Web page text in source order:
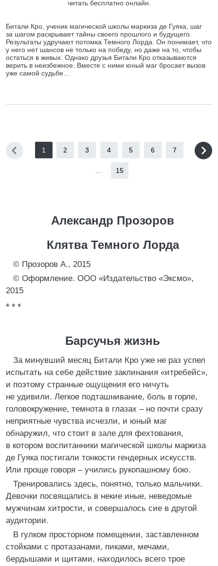
читать бесплатно онлайн.
Битали Кро, ученик магической школы маркиза де Гуяка, шаг
за шагом раскрывает тайны своего прошлого и будущего.
Результаты удручают потомка Темного Лорда. Он понимает, что
у него нет шансов не только на победу, но даже на то, чтобы
остаться в живых. Однако друзья Битали Кро отказываются
верить в неизбежное. Вместе с ними юный маг бросает вызов
уже самой судьбе…
1 2 3 4 5 6 7
15
Александр Прозоров
Клятва Темного Лорда
© Прозоров А., 2015
© Оформление. ООО «Издательство «Эксмо»,
2015
* * *
Барсучья жизнь
За минувший месяц Битали Кро уже не раз успел
испытать на себе действие заклинания «итребейс»,
и поэтому странные ощущения его ничуть
не удивили. Легкое подташнивание, боль в горле,
головокружение, темнота в глазах – но почти сразу
неприятные чувства исчезли, и юный маг
обнаружил, что стоит в зале для фехтования,
в котором воспитанники магической школы маркиза
де Гуяка постигали тонкости гендерных искусств.
Или проще говоря – учились рукопашному бою.
Тренировались здесь, понятно, только мальчики.
Девочки посвящались в некие иные, неведомые
мужчинам хитрости, и совершалось сие в другой
аудитории.
В гулком просторном помещении, заставленном
стойками с протазанами, пиками, мечами,
бердышами и щитами, находилось всего трое